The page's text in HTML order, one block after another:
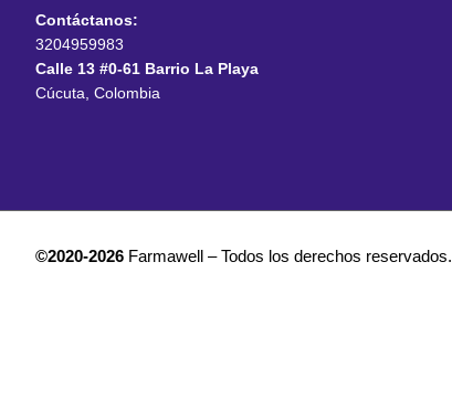
Contáctanos:
3204959983
Calle 13 #0-61 Barrio La Playa
Cúcuta, Colombia
©2020-2026 Farmawell – Todos los derechos reservados.